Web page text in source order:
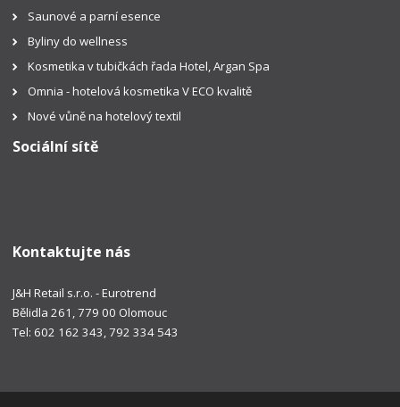
Saunové a parní esence
Byliny do wellness
Kosmetika v tubičkách řada Hotel, Argan Spa
Omnia - hotelová kosmetika V ECO kvalitě
Nové vůně na hotelový textil
Sociální sítě
Kontaktujte nás
J&H Retail s.r.o. - Eurotrend
Bělidla 261, 779 00 Olomouc
Tel: 602 162 343, 792 334 543